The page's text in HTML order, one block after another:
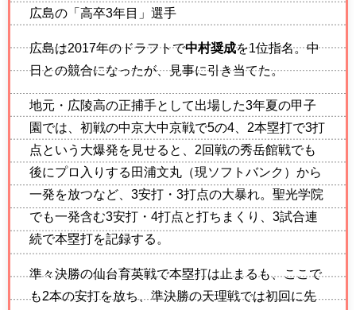
広島の「高卒3年目」選手
広島は2017年のドラフトで中村奨成を1位指名。中
日との競合になったが、見事に引き当てた。
地元・広陵高の正捕手として出場した3年夏の甲子
園では、初戦の中京大中京戦で5の4、2本塁打で3打
点という大爆発を見せると、2回戦の秀岳館戦でも
後にプロ入りする田浦文丸（現ソフトバンク）から
一発を放つなど、3安打・3打点の大暴れ。聖光学院
でも一発含む3安打・4打点と打ちまくり、3試合連
続で本塁打を記録する。
準々決勝の仙台育英戦で本塁打は止まるも、ここで
も2本の安打を放ち、準決勝の天理戦では初回に先